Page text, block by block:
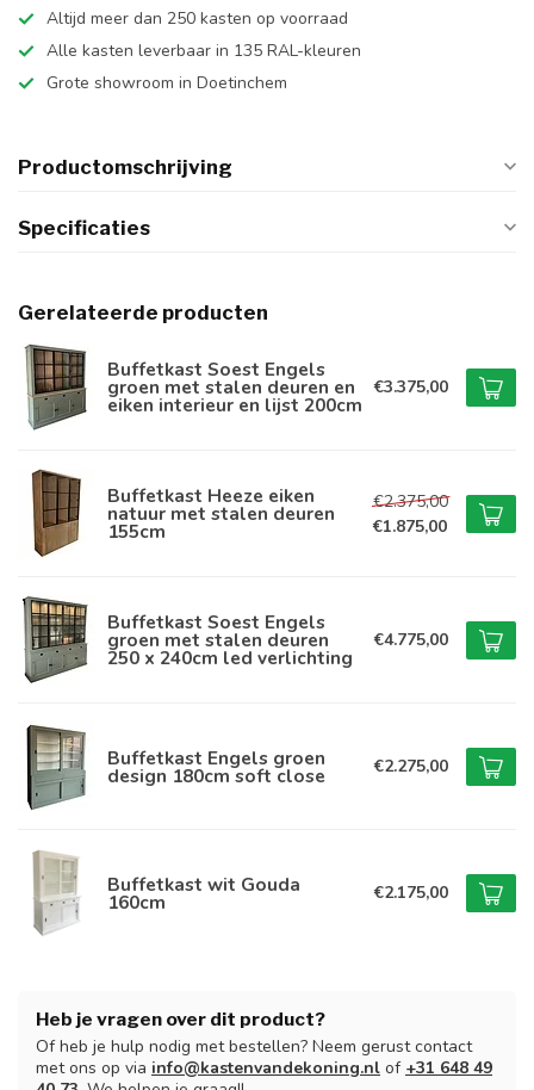
Altijd meer dan 250 kasten op voorraad
Alle kasten leverbaar in 135 RAL-kleuren
Grote showroom in Doetinchem
Productomschrijving
Specificaties
Gerelateerde producten
Buffetkast Soest Engels
groen met stalen deuren en
eiken interieur en lijst 200cm
€3.375,00
Buffetkast Heeze eiken
natuur met stalen deuren
155cm
€2.375,00
€1.875,00
Buffetkast Soest Engels
groen met stalen deuren
250 x 240cm led verlichting
€4.775,00
Buffetkast Engels groen
design 180cm soft close €2.275,00
Buffetkast wit Gouda
160cm €2.175,00
Heb je vragen over dit product?
Of heb je hulp nodig met bestellen? Neem gerust contact
met ons op via info@kastenvandekoning.nl of +31 648 49